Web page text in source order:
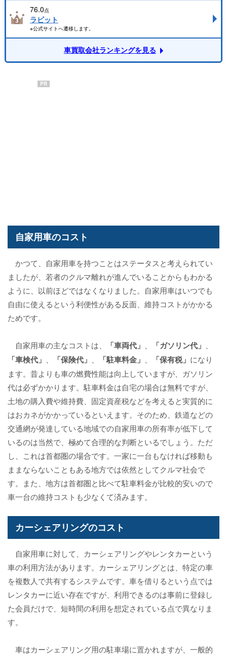
76.0点
ラビット
※公式サイトへ遷移します。
車買取会社ランキングを見る
PR
自家用車のコスト
かつて、自家用車を持つことはステータスと考えられてい
ましたが、若者のクルマ離れが進んでいることからもわかる
ように、以前ほどではなくなりました。自家用車はいつでも
自由に使えるという利便性がある反面、維持コストがかかる
ためです。
自家用車の主なコストは、 「車両代」 、 「ガソリン代」 、
「車検代」 、 「保険代」 、 「駐車料金」 、 「保有税」 になり
ます。昔よりも車の燃費性能は向上していますが、ガソリン
代は必ずかかります。駐車料金は自宅の場合は無料ですが、
土地の購入費や維持費、固定資産税などを考えると実質的に
はおカネがかかっているといえます。そのため、鉄道などの
交通網が発達している地域での自家用車の所有率が低下して
いるのは当然で、極めて合理的な判断といるでしょう。ただ
し、これは首都圏の場合です。一家に一台もなければ移動も
ままならないこともある地方では依然としてクルマ社会で
す。また、地方は首都圏と比べて駐車料金が比較的安いので
車一台の維持コストも少なくて済みます。
カーシェアリングのコスト
自家用車に対して、カーシェアリングやレンタカーという
車の利用方法があります。カーシェアリングとは、特定の車
を複数人で共有するシステムです。車を借りるという点では
レンタカーに近い存在ですが、利用できるのは事前に登録し
た会員だけで、短時間の利用を想定されている点で異なりま
す。
車はカーシェアリング用の駐車場に置かれますが、一般的